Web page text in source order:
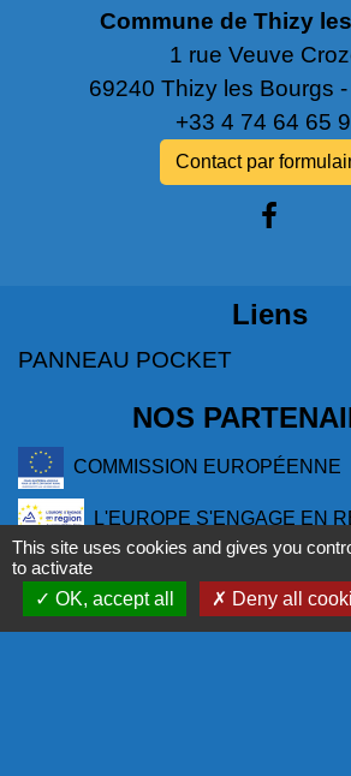
Commune de Thizy
1 rue Veuve
69240 Thizy les Bourgs
+33 4 74 64 65
Contact par
Liens
PANNEAU POCKET
NOS
COMMISSION EUROPÉENNE
L'EUROPE S'ENGAGE EN
COR - PROGRAMME LEADER
LA RÉGION
This site uses cookies and gives you
to activate
OK, accept all
Deny all